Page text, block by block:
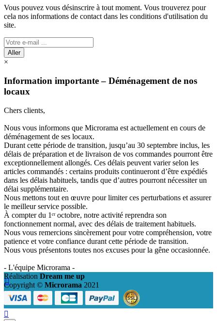
Vous pouvez vous désinscrire à tout moment. Vous trouverez pour
cela nos informations de contact dans les conditions d'utilisation du
site.
Aller
×
Information importante – Déménagement de nos
locaux
Chers clients,
Nous vous informons que Microrama est actuellement en cours de
déménagement de ses locaux.
Durant cette période de transition, jusqu’au 30 septembre inclus, les
délais de préparation et de livraison de vos commandes pourront être
exceptionnellement allongés. Ces délais peuvent varier selon les
articles commandés : certains produits continueront d’être expédiés
dans les délais habituels, tandis que d’autres pourront nécessiter un
délai supplémentaire.
Nous mettons tout en œuvre pour limiter ces perturbations et assurer
le meilleur service possible.
À compter du 1ᵉʳ octobre, notre activité reprendra son
fonctionnement normal, avec des délais de traitement habituels.
Nous vous remercions sincèrement pour votre compréhension, votre
patience et votre confiance durant cette période de transition.
Nous vous présentons toutes nos excuses pour la gêne occasionnée.
- L'équipe Microrama -
Réalisation Dream me up
Copyright © Microrama 2021

